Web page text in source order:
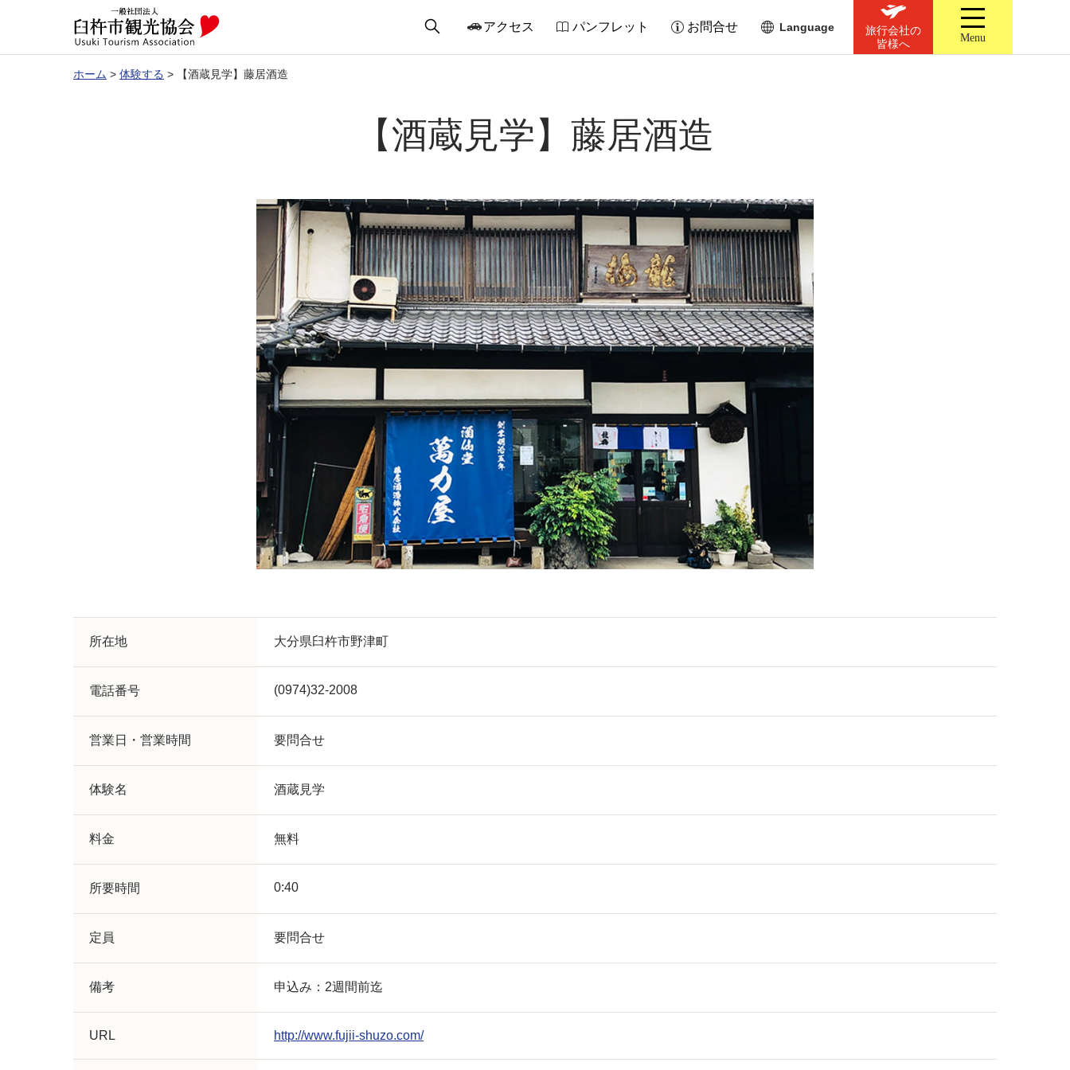
アクセス パンフレット お問合せ Language
旅行会社の
皆様へ
Menu
ホーム > 体験する > 【酒蔵見学】藤居酒造
【酒蔵見学】藤居酒造
所在地 大分県臼杵市野津町
電話番号 (0974)32-2008
営業日・営業時間 要問合せ
体験名 酒蔵見学
料金 無料
所要時間 0:40
定員 要問合せ
備考 申込み：2週間前迄
URL http://www.fujii-shuzo.com/